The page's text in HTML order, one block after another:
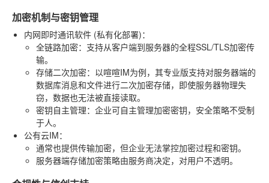
加密机制与密钥管理
内网即时通讯软件 (私有化部署)：
全链路加密：支持从客户端到服务器的全程SSL/TLS加密传
输。
存储二次加密：以喧喧IM为例，其专业版支持对服务器端的
数据库消息和文件进行二次加密存储，即使服务器物理失
窃，数据也无法被直接读取。
密钥自主管理：企业可自主管理加密密钥，安全策略不受制
于人。
公有云IM：
通常也提供传输加密，但企业无法掌控加密过程和密钥。
服务器端存储加密策略由服务商决定，对用户不透明。